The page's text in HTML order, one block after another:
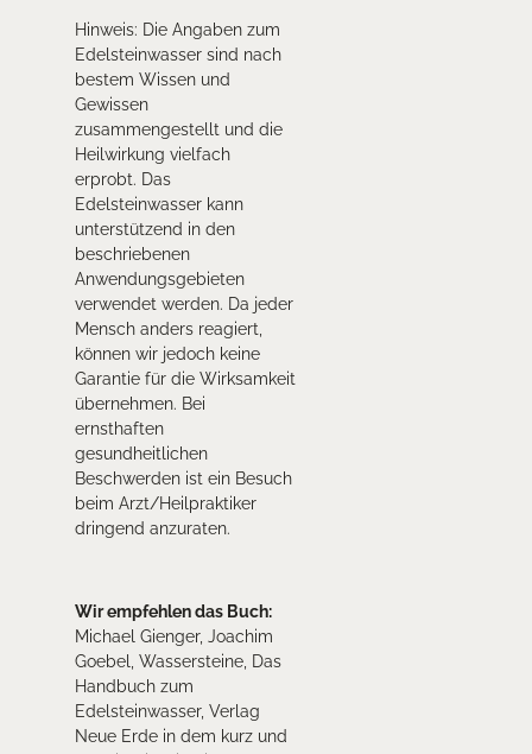
Hinweis: Die Angaben zum
Edelsteinwasser sind nach
bestem Wissen und
Gewissen
zusammengestellt und die
Heilwirkung vielfach
erprobt. Das
Edelsteinwasser kann
unterstützend in den
beschriebenen
Anwendungsgebieten
verwendet werden. Da jeder
Mensch anders reagiert,
können wir jedoch keine
Garantie für die Wirksamkeit
übernehmen. Bei
ernsthaften
gesundheitlichen
Beschwerden ist ein Besuch
beim Arzt/Heilpraktiker
dringend anzuraten.
Wir empfehlen das Buch:
Michael Gienger, Joachim
Goebel, Wassersteine, Das
Handbuch zum
Edelsteinwasser, Verlag
Neue Erde in dem kurz und